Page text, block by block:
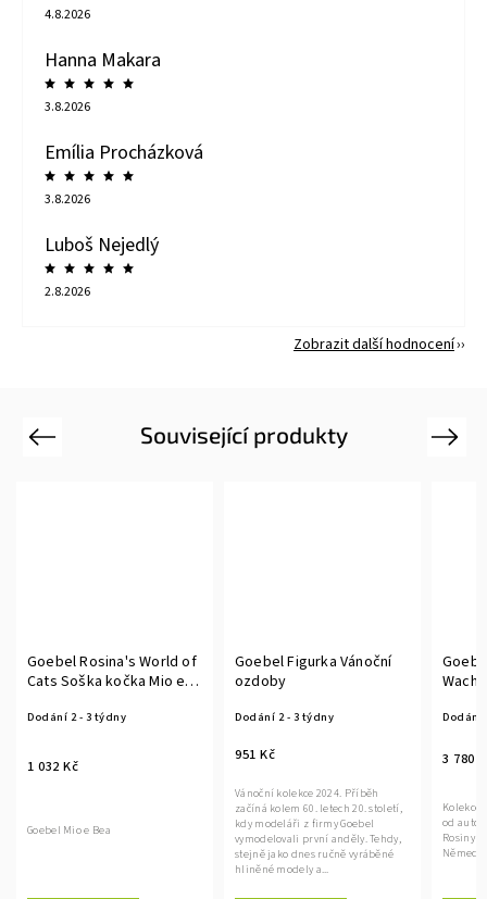
4.8.2026
Hanna Makara
3.8.2026
Emília Procházková
3.8.2026
Luboš Nejedlý
2.8.2026
Zobrazit další hodnocení
Související produkty
Previous
Rosina's World of
Soška kočka Mio e
2 - 3 týdny
032 Kč
Mio e Bea
Goebel Figurka Vánoční
ozdoby
Dodání 2 - 3 týdny
951 Kč
Vánoční kolekce 2024. Příběh
začíná kolem 60. letech 20. století,
kdy modeláři z firmy Goebel
vymodelovali první anděly. Tehdy,
stejně jako dnes ručně vyráběné
hliněné modely a...
Goebel
Dodání 2 - 3
3 780 Kč
Kolekce
od autorky
Rosiny
Německo.
Next